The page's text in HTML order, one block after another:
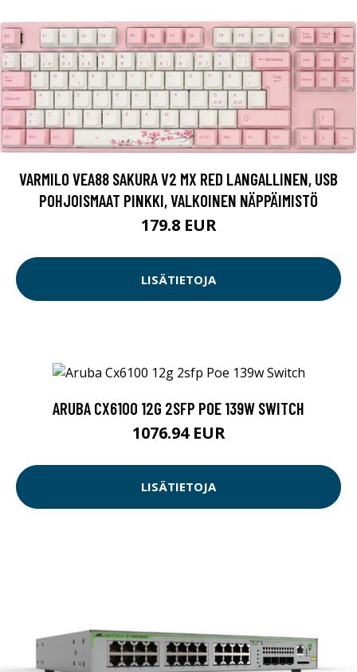
VARMILO VEA88 SAKURA V2 MX RED LANGALLINEN, USB
POHJOISMAAT PINKKI, VALKOINEN NÄPPÄIMISTÖ
179.8 EUR
LISÄTIETOJA
ARUBA CX6100 12G 2SFP POE 139W SWITCH
1076.94 EUR
LISÄTIETOJA